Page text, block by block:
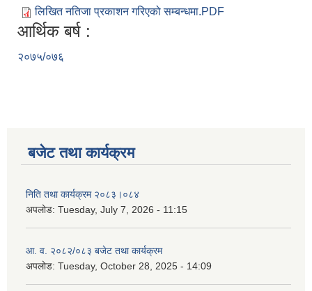
लिखित नतिजा प्रकाशन गरिएको सम्बन्धमा.PDF
आर्थिक बर्ष :
२०७५/०७६
बजेट तथा कार्यक्रम
निति तथा कार्यक्रम २०८३।०८४
अपलोड: Tuesday, July 7, 2026 - 11:15
आ. व. २०८२/०८३ बजेट तथा कार्यक्रम
अपलोड: Tuesday, October 28, 2025 - 14:09